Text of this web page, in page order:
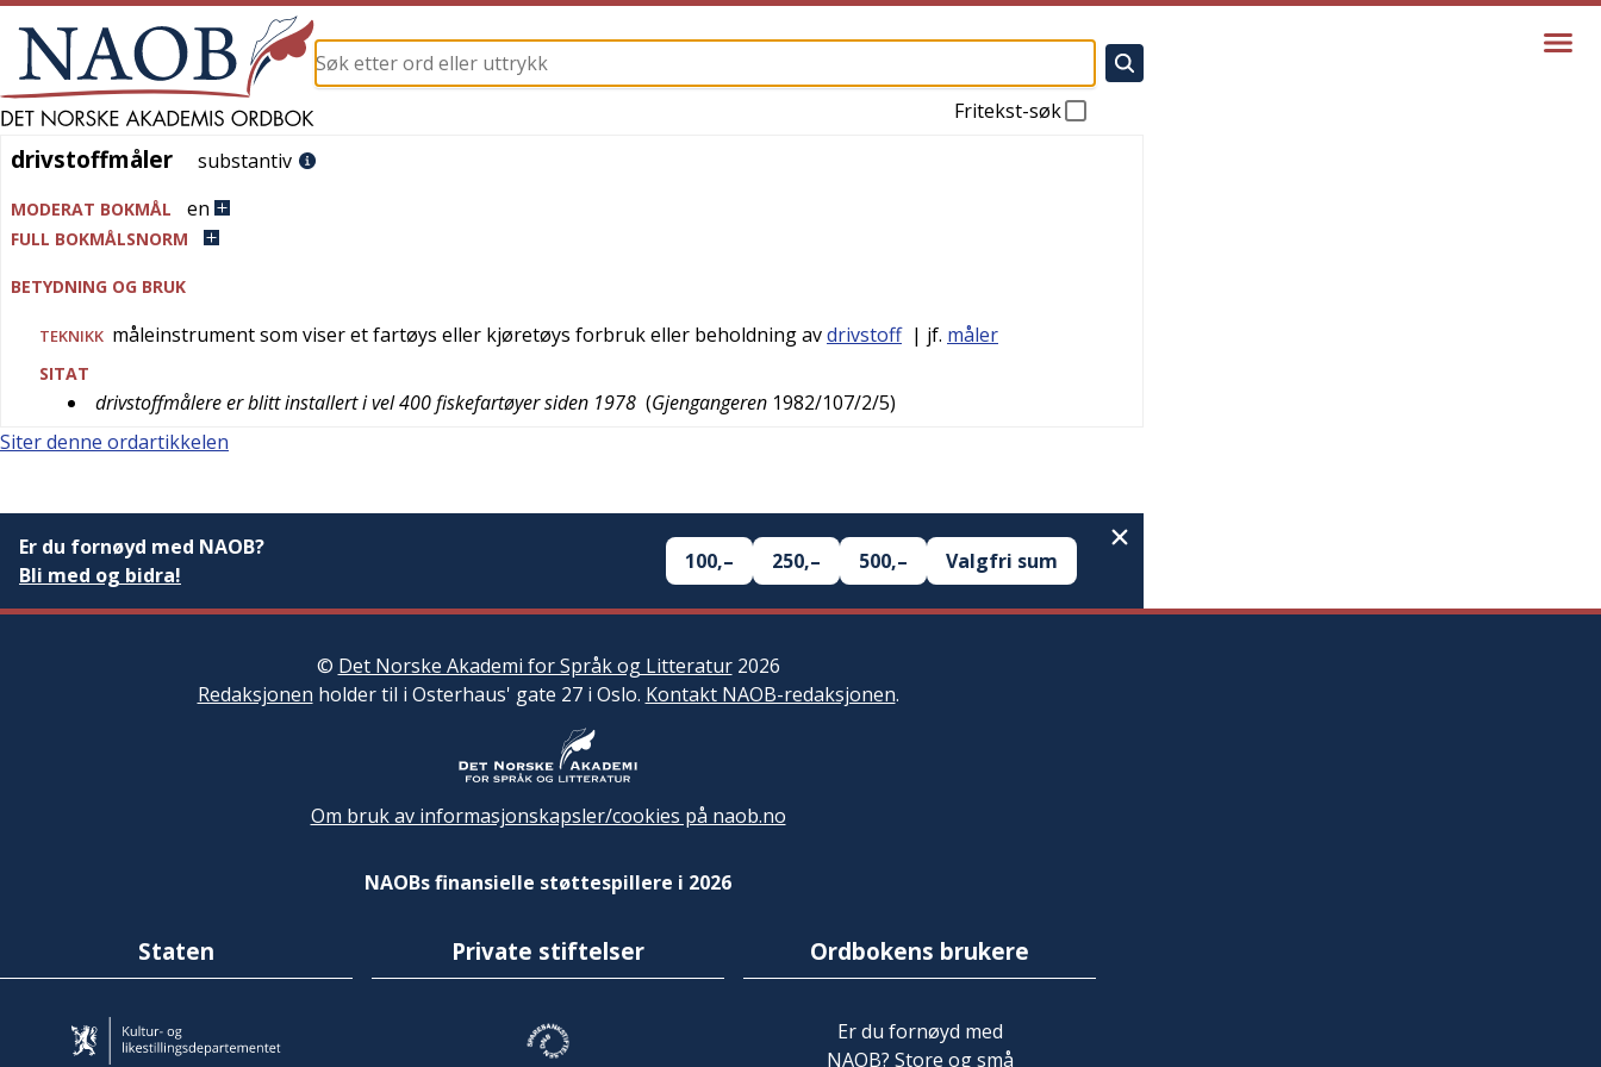
Fritekst-søk
drivstoffmåler
drivstoffmåler substantiv
MODERAT BOKMÅL en
FULL BOKMÅLSNORM
BETYDNING OG BRUK
TEKNIKK måleinstrument som viser et fartøys eller kjøretøys forbruk eller beholdning avdrivstoff | jf. måler
SITAT
drivstoffmålere er blitt installert i vel 400 fiskefartøyer siden 1978 (Gjengangeren 1982/107/2/5)
Siter denne ordartikkelen
Er du fornøyd med NAOB?
Bli med og bidra!
100,– 250,– 500,– Valgfri sum
© Det Norske Akademi for Språk og Litteratur2026
Redaksjonen holder til i Osterhaus' gate 27 i Oslo. Kontakt NAOB-redaksjonen.
Om bruk av informasjonskapsler/cookies på naob.no
NAOBs finansielle støttespillere i 2026
Staten Private stiftelser Ordbokens brukere
Er du fornøyd med
NAOB? Store og små